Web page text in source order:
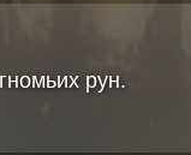
рун.